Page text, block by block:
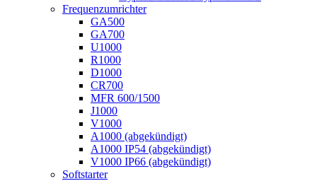
Frequenzumrichter
GA500
GA700
U1000
R1000
D1000
CR700
MFR 600/1500
J1000
V1000
A1000 (abgekündigt)
A1000 IP54 (abgekündigt)
V1000 IP66 (abgekündigt)
Softstarter